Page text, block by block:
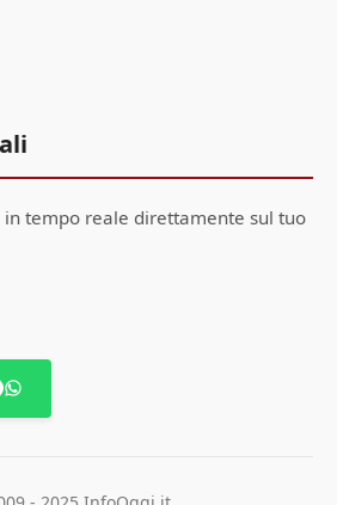
in tempo reale direttamente sul tuo